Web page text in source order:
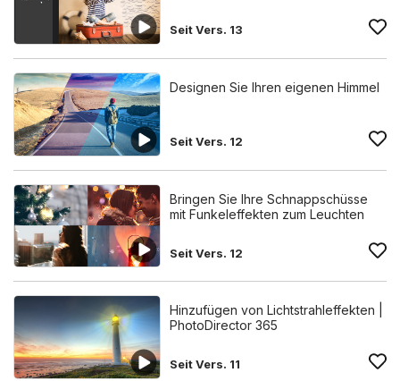
Seit Vers. 13
Designen Sie Ihren eigenen Himmel
Seit Vers. 12
Bringen Sie Ihre Schnappschüsse
mit Funkeleffekten zum Leuchten
Seit Vers. 12
Hinzufügen von Lichtstrahleffekten |
PhotoDirector 365
Seit Vers. 11